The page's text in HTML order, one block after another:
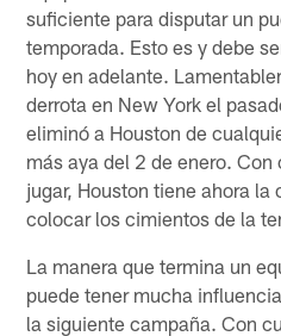
suficiente para disputar un
temporada. Esto es y debe
hoy en adelante.
derrota en New York el
eliminó a Houston de
más aya del 2 de enero.
jugar, Houston tiene ahora la
colocar los cimientos de la
La manera que termina un
puede tener mucha
la siguiente campaña. Con